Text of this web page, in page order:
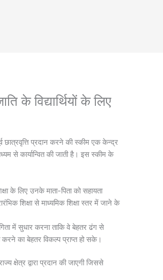
के विद्यार्थियों के लिए
छात्रवृत्ति प्रदान करने की स्‍कीम एक केन्‍द्र
से कार्यान्वित की जाती है। इस स्‍कीम के
के लिए उनके माता-पिता को सहायता
शिक्षा से माध्‍यमिक शिक्षा स्‍तर में जाने के
में सुधार करना ताकि वे बेहतर ढंग से
का बेहतर विकल्‍प प्राप्‍त हो सके।
क्षेत्र द्वारा प्रदान की जाएगी जिससे